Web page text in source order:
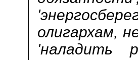
олигархам,
'наладить